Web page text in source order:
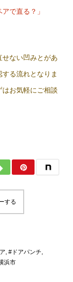
で直る？」
ない凹みとがあ
る流れとなりま
お気軽にご相談
する
, #ドアパンチ,
浜市